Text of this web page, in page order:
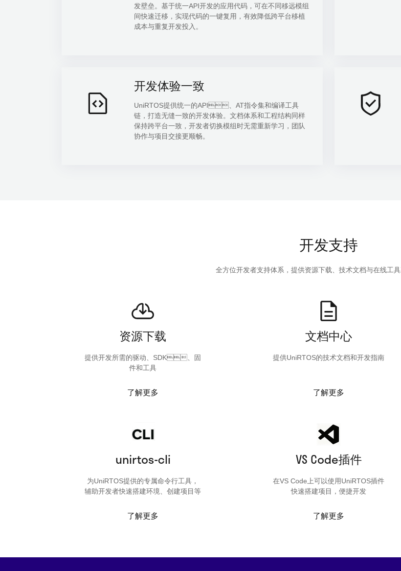
发壁垒。基于统一API开发的应用代码，可在不同移远模组
间快速迁移，实现代码的一键复用，有效降低跨平台移植
成本与重复开发投入。
开发体验一致
UniRTOS提供统一的API、AT指令集和编译工具
链，打造无缝一致的开发体验。文档体系和工程结构同样
保持跨平台一致，开发者切换模组时无需重新学习，团队
协作与项目交接更顺畅。
开发支持
全方位开发者支持体系，提供资源下载、技术文档与在线
资源下载
提供开发所需的驱动、SDK、固
件和工具
了解更多
文档中心
提供UniRTOS的技术文档和开发指南
了解更多
unirtos-cli
为UniRTOS提供的专属命令行工具，
辅助开发者快速搭建环境、创建项目等
了解更多
VS Code插件
在VS Code上可以使用UniRTOS插件
快速搭建项目，便捷开发
了解更多